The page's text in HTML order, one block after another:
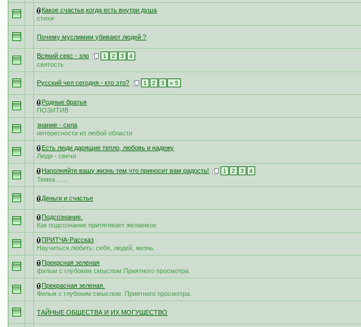
Какое счастье,когда есть внутри душа
стихи
Почему муслимим убивают людей ?
Всякий секс - зло 1 2 3 4
святость
Русский чел сегодня - кто это? 1 2 3 » 5
Родные братья
ПОЗИТИВ
знание - сила
интересности из любой области
Есть люди дарящие тепло, любовь и надежу
Люди - свечи
Наполняйте вашу жизнь тем,что приносит вам радость! 1 2 3 4
Темка ......
Деньги и счастье
Подсознание.
Как подсознание притягивает желаемое.
ПРИТЧА-Рассказ
Научиться любить: себя, людей, жизнь.
Прекрсная зеленая
фильм с глубоким смыслом.Приятного просмотра.
Прекрасная зеленая.
Фильм с глубоким смыслом. Приятного просмотра.
ТАЙНЫЕ ОБЩЕСТВА И ИХ МОГУЩЕСТВО